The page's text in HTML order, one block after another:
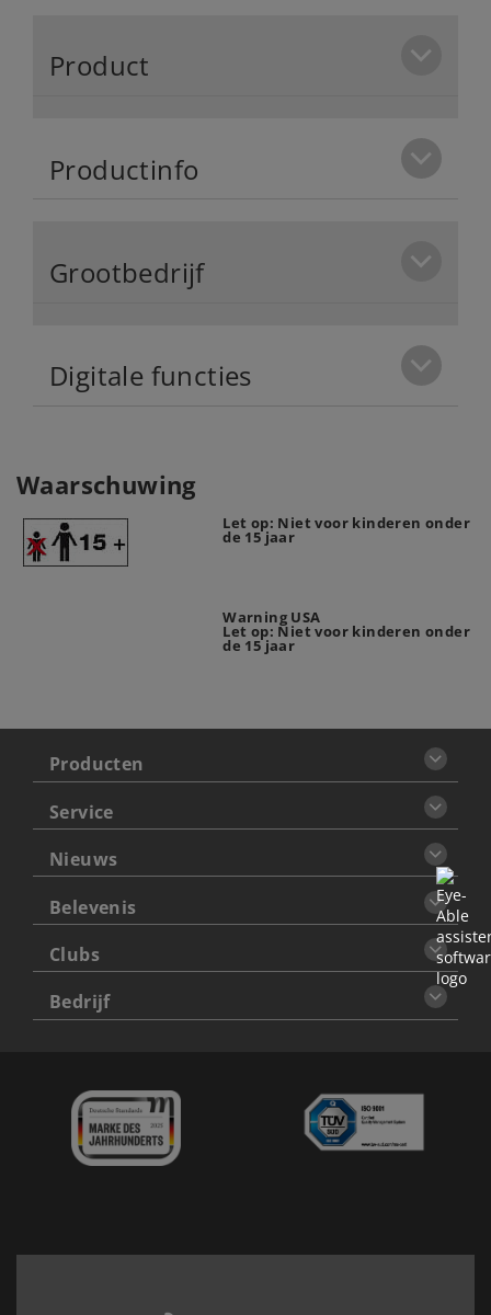
Product
Productinfo
Grootbedrijf
Digitale functies
Waarschuwing
Let op: Niet voor kinderen onder
de 15 jaar
Warning USA
Let op: Niet voor kinderen onder
de 15 jaar
Producten
Service
Nieuws
Belevenis
Clubs
Bedrijf